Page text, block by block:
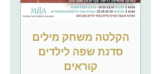
הקלטה משחק מילים
סדנת שפה לילדים
קוראים